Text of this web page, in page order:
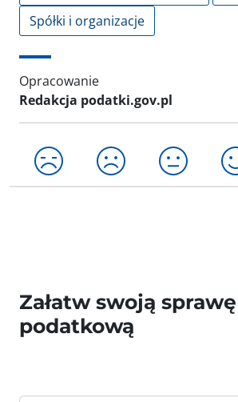
Spółki i organizacje
Opracowanie
Redakcja podatki.gov.pl
Załatw swoją sprawę
podatkową